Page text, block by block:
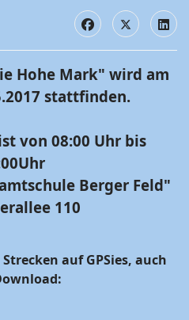
Hohe Mark" wird am
stattfinden.
von 08:00 Uhr bis
Berger Feld"
110
auf GPSies, auch